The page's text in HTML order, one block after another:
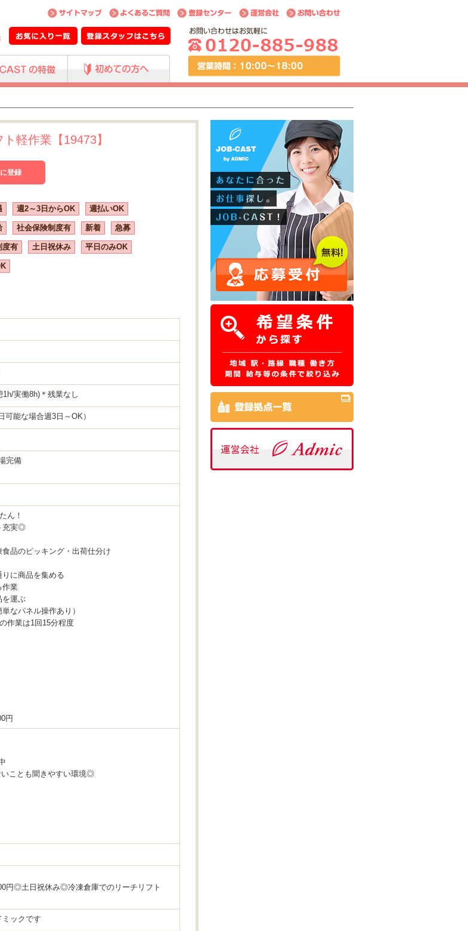
軽作業【19473】
登録
週2～3日からOK 週払いOK
社会保険制度有 新着 急募
度有 土日祝休み 平日のみOK
実働8h)＊残業なし
能な場合週3日～OK）
完備
ん！
充実◎
品のピッキング・出荷仕分け
りに商品を集める
作業
を運ぶ
なパネル操作あり）
作業は1回15分程度
円
いことも聞きやすい環境◎
円◎土日祝休み◎冷凍倉庫でのリーチリフト
ックです